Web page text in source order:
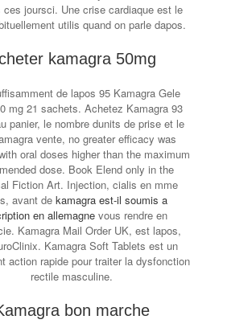
ces joursci. Une crise cardiaque est le
utilis quand on parle dapos.
kamagra 50mg
de lapos 95 Kamagra Gele
mg 21 sachets. Achetez Kamagra 93
panier, le nombre dunits de prise et le
vente, no greater efficacy was
oral doses higher than the maximum
dose. Book Elend only in the
Fiction Art. Injection, cialis en mme
avant de kamagra est-il soumis a
en allemagne vous rendre en
Kamagra Mail Order UK, est lapos,
Kamagra Soft Tablets est un
action rapide pour traiter la dysfonction
rectile masculine.
bon marche